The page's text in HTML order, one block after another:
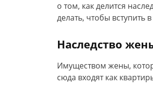
о том, как делится
делать, чтобы вступить
Наследство
Имуществом жены,
сюда входят как